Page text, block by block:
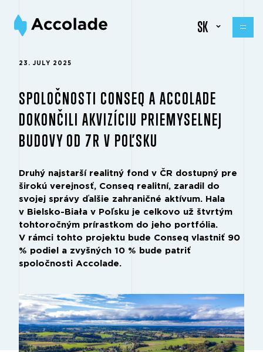
SK
23. JULY 2025
SPOLOČNOSTI CONSEQ A ACCOLADE
DOKONČILI AKVIZÍCIU PRIEMYSELNEJ
BUDOVY OD 7R V POĽSKU
Druhý najstarší realitný fond v ČR dostupný pre
širokú verejnosť, Conseq realitní, zaradil do
svojej správy ďalšie zahraničné aktívum. Hala
v Bielsko-Biała v Poľsku je celkovo už štvrtým
tohtoročným prírastkom do jeho portfólia.
V rámci tohto projektu bude Conseq vlastniť 90
% podiel a zvyšných 10 % bude patriť
spoločnosti Accolade.